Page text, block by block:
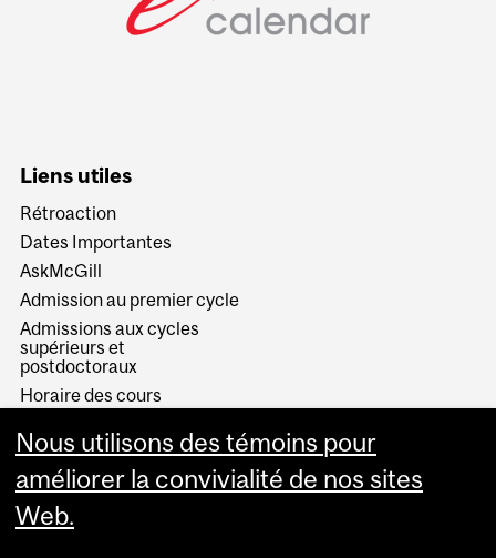
Liens utiles
Rétroaction
Dates Importantes
AskMcGill
Admission au premier cycle
Admissions aux cycles
supérieurs et
postdoctoraux
Horaire des cours
Services aux étudiants
Nous utilisons des témoins pour
améliorer la convivialité de nos sites
Web.